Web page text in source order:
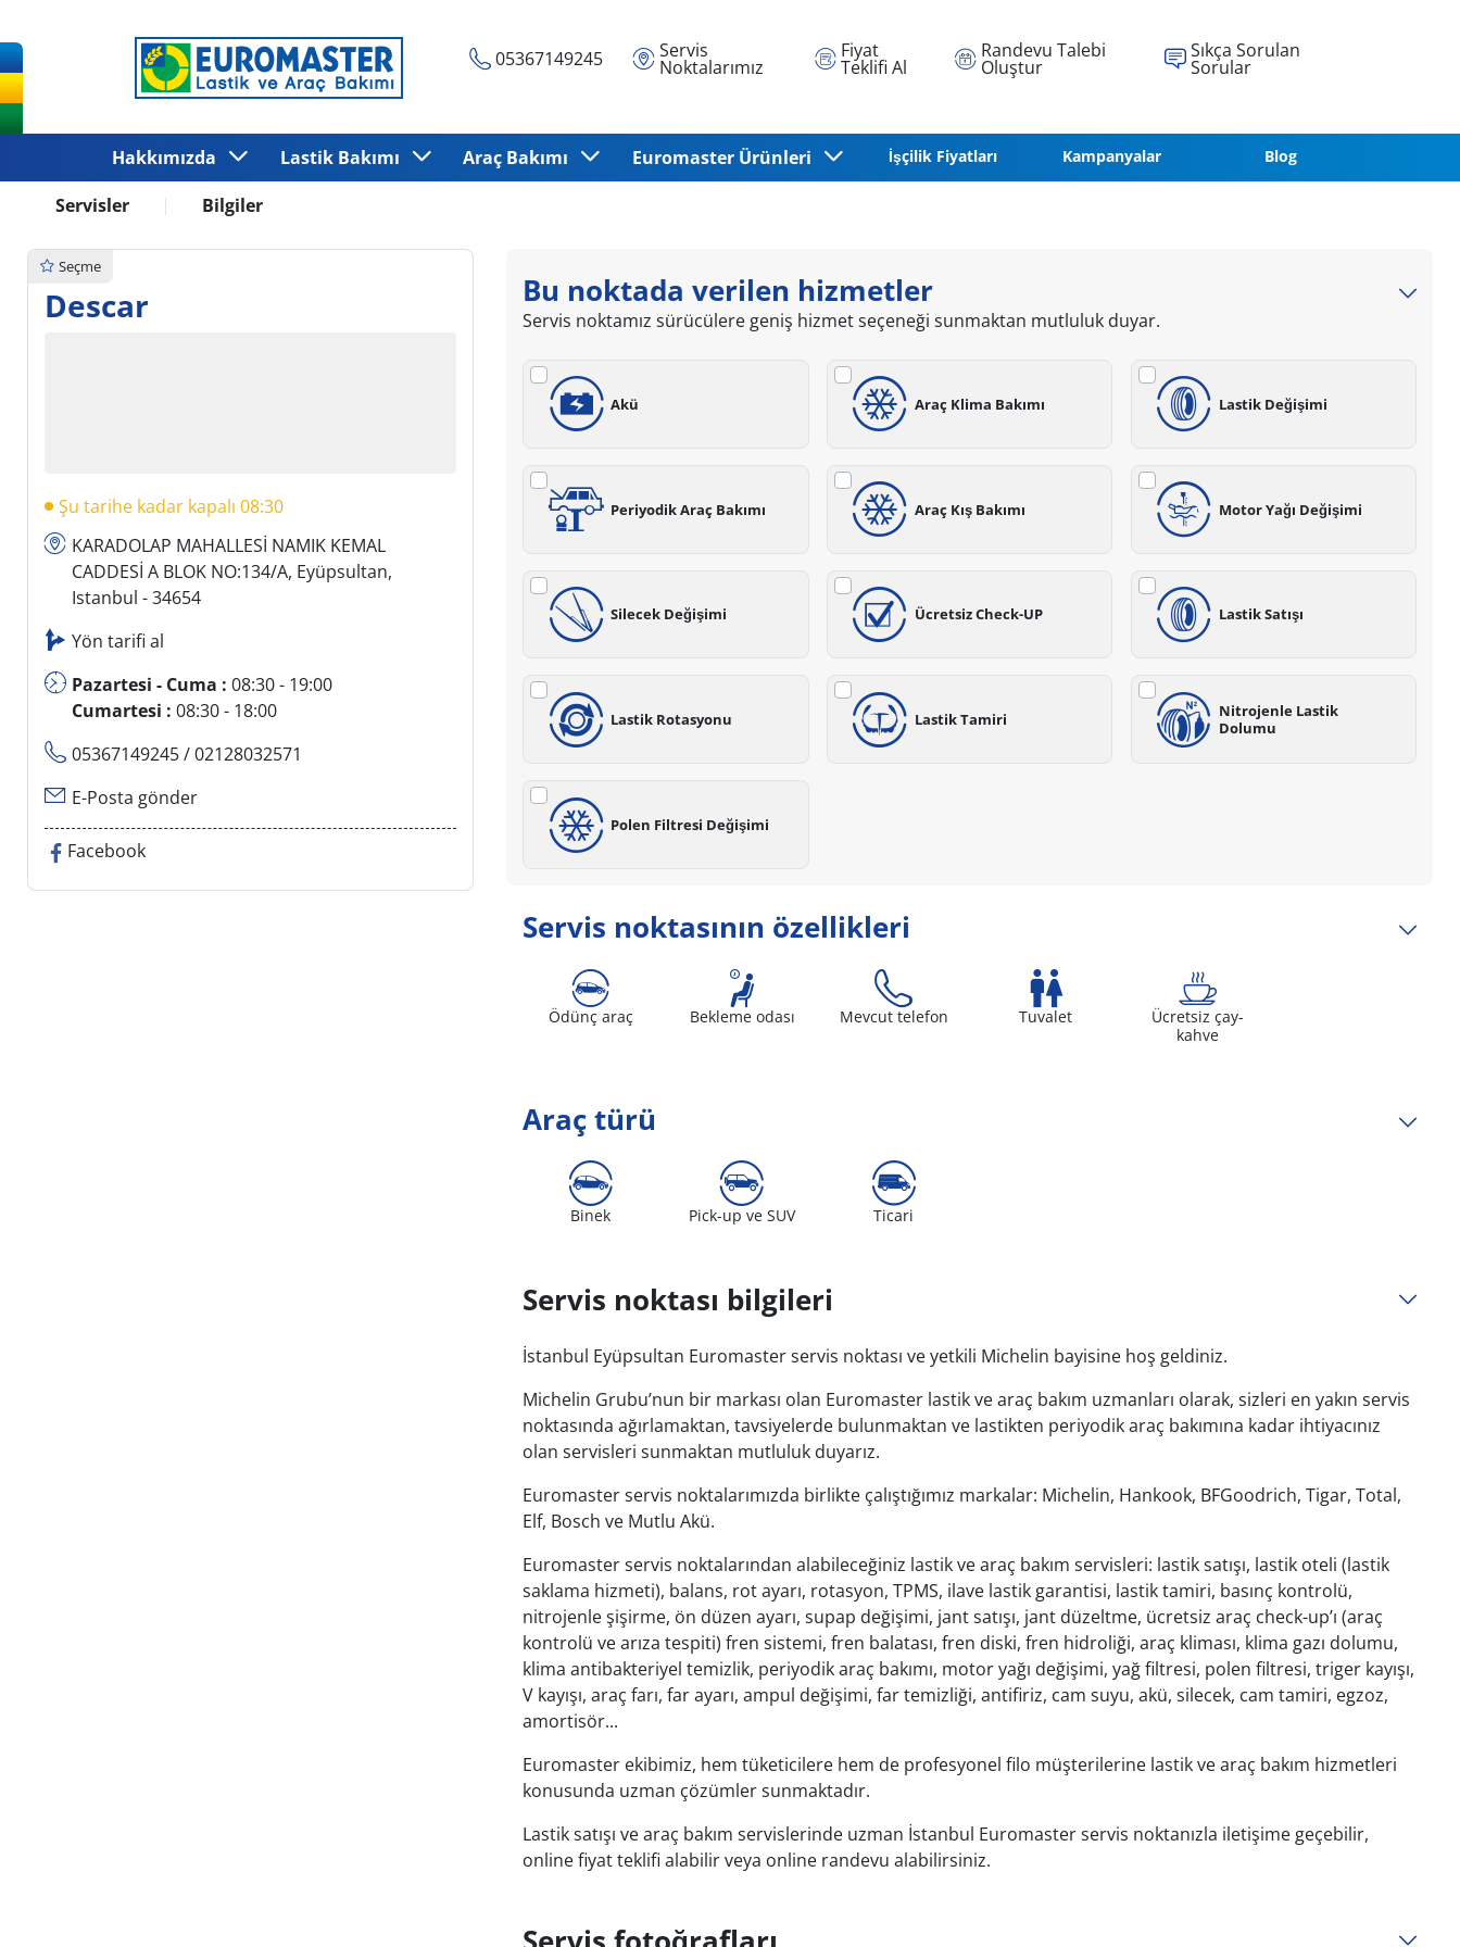
05367149245 Servis
Noktalarımız
Fiyat
Teklifi Al
Randevu Talebi
Oluştur
Sıkça Sorulan
Sorular
Hakkımızda Lastik Bakımı Araç Bakımı Euromaster Ürünleri İşçilik Fiyatları Kampanyalar Blog
Servisler Bilgiler
Seçme
Descar
Şu tarihe kadar kapalı 08:30
KARADOLAP MAHALLESİ NAMIK KEMAL
CADDESİ A BLOK NO:134/A, Eyüpsultan,
Istanbul - 34654
Yön tarifi al
Pazartesi - Cuma : 08:30 - 19:00
Cumartesi : 08:30 - 18:00
05367149245/ 02128032571
E-Posta gönder
Facebook
Bu noktada verilen hizmetler
Servis noktamız sürücülere geniş hizmet seçeneği sunmaktan mutluluk duyar.
Akü Araç Klima Bakımı Lastik Değişimi
Periyodik Araç Bakımı Araç Kış Bakımı Motor Yağı Değişimi
Silecek Değişimi Ücretsiz Check-UP Lastik Satışı
Lastik Rotasyonu Lastik Tamiri
Nitrojenle Lastik
Dolumu
Polen Filtresi Değişimi
Servis noktasının özellikleri
Ödünç araç Bekleme odası Mevcut telefon Tuvalet
Ücretsiz çay-
kahve
Araç türü
Binek Pick-up ve SUV Ticari
Servis noktası bilgileri
İstanbul Eyüpsultan Euromaster servis noktası ve yetkili Michelin bayisine hoş geldiniz.
Michelin Grubu’nun bir markası olan Euromaster lastik ve araç bakım uzmanları olarak, sizleri en yakın servis
noktasında ağırlamaktan, tavsiyelerde bulunmaktan ve lastikten periyodik araç bakımına kadar ihtiyacınız
olan servisleri sunmaktan mutluluk duyarız.
Euromaster servis noktalarımızda birlikte çalıştığımız markalar: Michelin, Hankook, BFGoodrich, Tigar, Total,
Elf, Bosch ve Mutlu Akü.
Euromaster servis noktalarından alabileceğiniz lastik ve araç bakım servisleri: lastik satışı, lastik oteli (lastik
saklama hizmeti), balans, rot ayarı, rotasyon, TPMS, ilave lastik garantisi, lastik tamiri, basınç kontrolü,
nitrojenle şişirme, ön düzen ayarı, supap değişimi, jant satışı, jant düzeltme, ücretsiz araç check-up’ı (araç
kontrolü ve arıza tespiti) fren sistemi, fren balatası, fren diski, fren hidroliği, araç kliması, klima gazı dolumu,
klima antibakteriyel temizlik, periyodik araç bakımı, motor yağı değişimi, yağ filtresi, polen filtresi, triger kayışı,
V kayışı, araç farı, far ayarı, ampul değişimi, far temizliği, antifiriz, cam suyu, akü, silecek, cam tamiri, egzoz,
amortisör...
Euromaster ekibimiz, hem tüketicilere hem de profesyonel filo müşterilerine lastik ve araç bakım hizmetleri
konusunda uzman çözümler sunmaktadır.
Lastik satışı ve araç bakım servislerinde uzman İstanbul Euromaster servis noktanızla iletişime geçebilir,
online fiyat teklifi alabilir veya online randevu alabilirsiniz.